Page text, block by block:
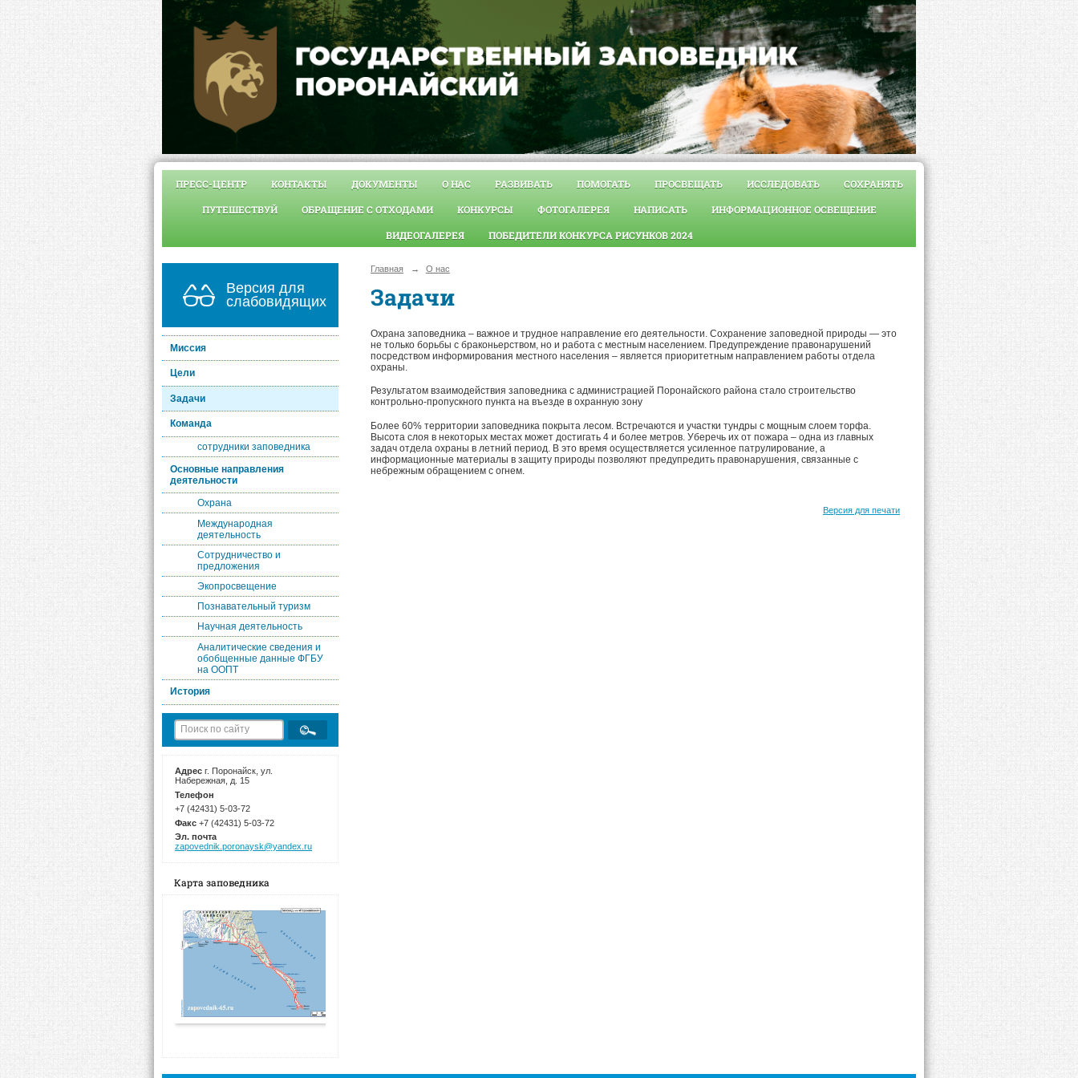
ПРЕСС-ЦЕНТР КОНТАКТЫ ДОКУМЕНТЫ О НАС РАЗВИВАТЬ ПОМОГАТЬ ПРОСВЕЩАТЬ ИССЛЕДОВАТЬ
СОХРАНЯТЬ
ПУТЕШЕСТВУЙ
ОБРАЩЕНИЕ С ОТХОДАМИ КОНКУРСЫ ФОТОГАЛЕРЕЯ НАПИСАТЬ
ИНФОРМАЦИОННОЕ ОСВЕЩЕНИЕ
ВИДЕОГАЛЕРЕЯ
ПОБЕДИТЕЛИ КОНКУРСА РИСУНКОВ 2024
Версия для
слабовидящих
Миссия
Цели
Задачи
Команда
сотрудники заповедника
Основные направления
деятельности
Охрана
Международная
деятельность
Сотрудничество и
предложения
Экопросвещение
Познавательный туризм
Научная деятельность
Аналитические сведения и
обобщенные данные ФГБУ
на ООПТ
История
Адрес г. Поронайск, ул.
Набережная, д. 15
Телефон
+7 (42431) 5-03-72
Факс +7 (42431) 5-03-72
Эл. почта
zapovednik.poronaysk@yandex.ru
Карта заповедника
Главная → О нас
Задачи
Охрана заповедника – важное и трудное направление его деятельности. Сохранение заповедной природы — это
не только борьбы с браконьерством, но и работа с местным населением. Предупреждение правонарушений
посредством информирования местного населения – является приоритетным направлением работы отдела
охраны.
Результатом взаимодействия заповедника с администрацией Поронайского района стало строительство
контрольно-пропускного пункта на въезде в охранную зону
Более 60% территории заповедника покрыта лесом. Встречаются и участки тундры с мощным слоем торфа.
Высота слоя в некоторых местах может достигать 4 и более метров. Уберечь их от пожара – одна из главных
задач отдела охраны в летний период. В это время осуществляется усиленное патрулирование, а
информационные материалы в защиту природы позволяют предупредить правонарушения, связанные с
небрежным обращением с огнем.
Версия для печати